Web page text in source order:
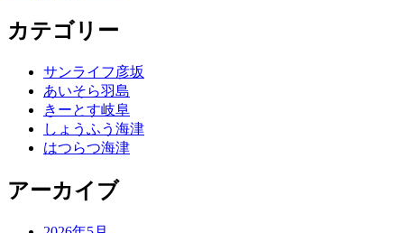
カテゴリー
サンライフ彦坂
あいそら羽島
きーとす岐阜
しょうふう海津
はつらつ海津
アーカイブ